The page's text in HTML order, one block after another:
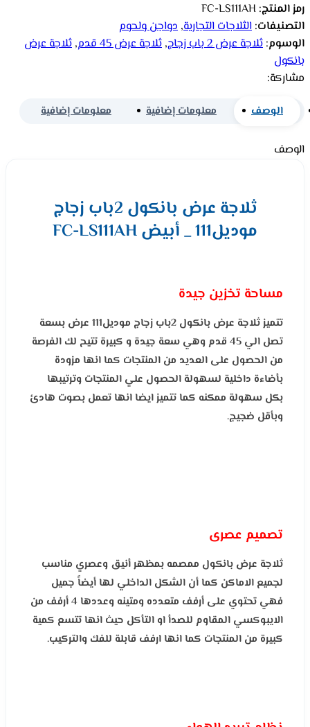
رمز المنتج: FC-LS111AH
التصنيفات: الثلاجات التجارية, دواجن ولحوم
الوسوم: ثلاجة عرض 2 باب زجاج , ثلاجة عرض 45 قدم , ثلاجة عرض
بانكول
مشاركة:
الوصف معلومات إضافية معلومات إضافية
الوصف
ثلاجة عرض بانكول 2باب زجاج
موديل111 _ أبيض FC-LS111AH
مساحة تخزين جيدة
تتميز ثلاجة عرض بانكول 2باب زجاج موديل111 عرض بسعة
تصل الي 45 قدم وهي سعة جيدة و كبيرة تتيح لك الفرصة
من الحصول على العديد من المنتجات كما انها مزودة
بأضاءة داخلية لسهولة الحصول علي المنتجات وترتيبها
بكل سهولة ممكنه كما تتميز ايضا انها تعمل بصوت هادئ
وبأقل ضجيج.
تصميم عصرى
ثلاجة عرض بانكول ممصمه بمظهر أنيق وعصري مناسب
لجميع الاماكن كما أن الشكل الداخلي لها أيضاً جميل
فهي تحتوي على أرفف متعدده ومتينه وعددها 4 أرفف من
الايبوكسي المقاوم للصدأ او التأكل حيث انها تتسع كمية
كبيرة من المنتجات كما انها ارفف قابلة للفك والتركيب.